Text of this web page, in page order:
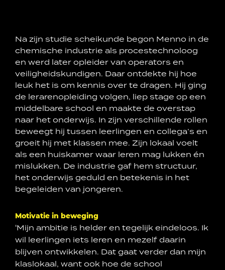
Na zijn studie scheikunde begon Menno in de
chemische industrie als procestechnoloog
en werd later opleider van operators en
veiligheidskundigen. Daar ontdekte hij hoe
leuk het is om kennis over te dragen. Hij ging
de lerarenopleiding volgen, liep stage op een
middelbare school en maakte de overstap
naar het onderwijs. In zijn verschillende rollen
beweegt hij tussen leerlingen en collega’s en
groeit hij met klassen mee. Zijn lokaal voelt
als een huiskamer waar leren mag lukken én
mislukken. De industrie gaf hem structuur,
het onderwijs geduld en betekenis in het
begeleiden van jongeren.
Motivatie in beweging
'Mijn ambitie is helder en tegelijk eindeloos. Ik
wil leerlingen iets leren en mezelf daarin
blijven ontwikkelen. Dat gaat verder dan mijn
klaslokaal, want ook hoe de school